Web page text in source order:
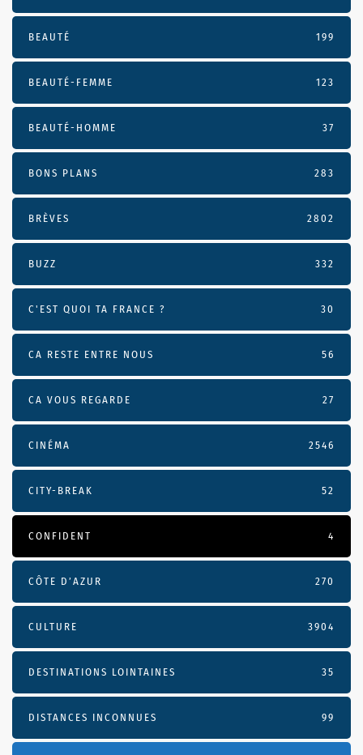
BEAUTÉ 199
BEAUTÉ-FEMME 123
BEAUTÉ-HOMME 37
BONS PLANS 283
BRÈVES 2802
BUZZ 332
C'EST QUOI TA FRANCE ? 30
CA RESTE ENTRE NOUS 56
CA VOUS REGARDE 27
CINÉMA 2546
CITY-BREAK 52
CONFIDENT 4
CÔTE D’AZUR 270
CULTURE 3904
DESTINATIONS LOINTAINES 35
DISTANCES INCONNUES 99